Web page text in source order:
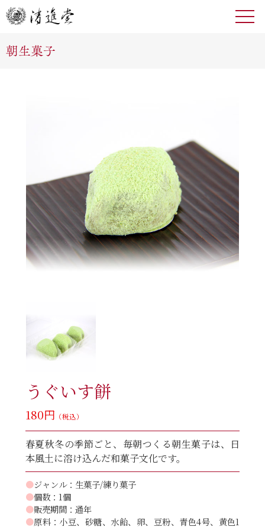
toggle
朝生菓子
うぐいす餅
180円 （税込）
春夏秋冬の季節ごと、毎朝つくる朝生菓子は、日
本風土に溶け込んだ和菓子文化です。
●ジャンル：生菓子/練り菓子
●個数：1個
●販売期間：通年
●原料：小豆、砂糖、水飴、卵、豆粉、青色4号、黄色1